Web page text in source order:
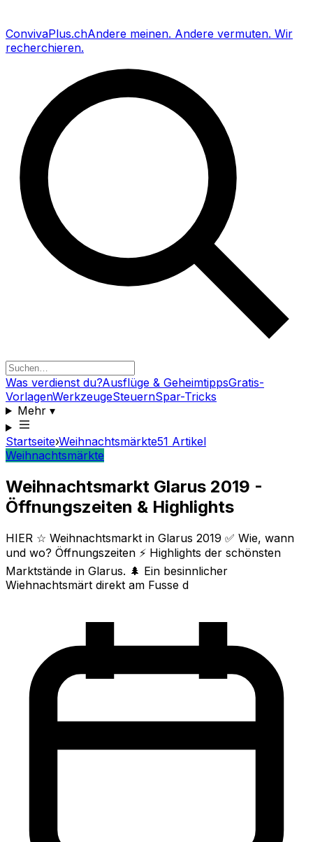
ConvivaPlus.chAndere meinen. Andere vermuten. Wir
recherchieren.
Was verdienst du?Ausflüge & GeheimtippsGratis-
VorlagenWerkzeugeSteuernSpar-Tricks
Mehr▾
Startseite›Weihnachtsmärkte51 Artikel
Weihnachtsmärkte
Weihnachtsmarkt Glarus 2019 -
Öffnungszeiten & Highlights
HIER ☆ Weihnachtsmarkt in Glarus 2019 ✅ Wie, wann
und wo? Öffnungszeiten ⚡ Highlights der schönsten
Marktstände in Glarus. 🌲 Ein besinnlicher
Wiehnachtsmärt direkt am Fusse d